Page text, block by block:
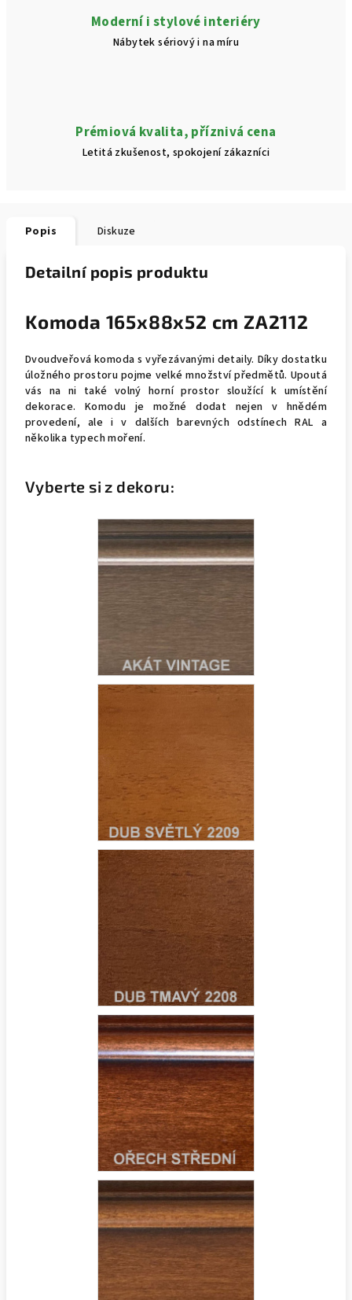
Moderní i stylové interiéry
Nábytek sériový i na míru
Prémiová kvalita, příznivá cena
Letitá zkušenost, spokojení zákazníci
Popis Diskuze
Detailní popis produktu
Komoda 165x88x52 cm ZA2112
Dvoudveřová komoda s vyřezávanými detaily. Díky dostatku
úložného prostoru pojme velké množství předmětů. Upoutá
vás na ni také volný horní prostor sloužící k umístění
dekorace. Komodu je možné dodat nejen v hnědém
provedení, ale i v dalších barevných odstínech RAL a
několika typech moření.
Vyberte si z dekoru: